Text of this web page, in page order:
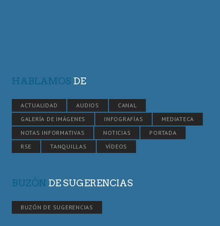
HABLAMOS DE
ACTUALIDAD AUDIOS
CANAL
GALERÍA DE IMÁGENES
INFOGRAFÍAS
MEDIATECA
NOTAS INFORMATIVAS
NOTICIAS
PORTADA
RSE
TANQUILLAS VÍDEOS
BUZÓN DE SUGERENCIAS
BUZÓN DE SUGERENCIAS